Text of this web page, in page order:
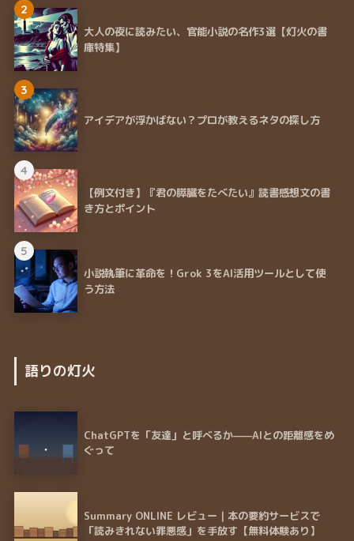
2
大人の夜に読みたい、官能小説の名作3選【灯火の書
庫特集】
3
アイデアが浮かばない？プロが教えるネタの探し方
4
【例文付き】『君の膵臓をたべたい』読書感想文の書
き方とポイント
5
小説執筆に革命を！Grok 3をAI活用ツールとして使
う方法
語りの灯火
ChatGPTを「友達」と呼べるか——AIとの距離感をめ
ぐって
Summary ONLINE レビュー｜本の要約サービスで
「読みきれない罪悪感」を手放す【無料体験あり】